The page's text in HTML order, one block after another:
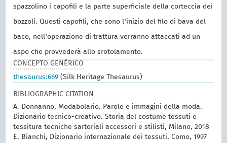
spazzolino i capofili e la parte superficiale della corteccia dei
bozzoli. Questi capofili, che sono l'inizio del filo di bava del
baco, nell'operazione di trattura verranno attaccati ad un
aspo che provvederà allo srotolamento.
CONCEPTO GENÉRICO
thesaurus:669 (Silk Heritage Thesaurus)
BIBLIOGRAPHIC CITATION
A. Donnanno, Modabolario. Parole e immagini della moda.
Dizionario tecnico-creativo. Storia del costume tessuti e
tessitura tecniche sartoriali accessori e stilisti, Milano, 2018
E. Bianchi, Dizionario internazionale dei tessuti, Como, 1997